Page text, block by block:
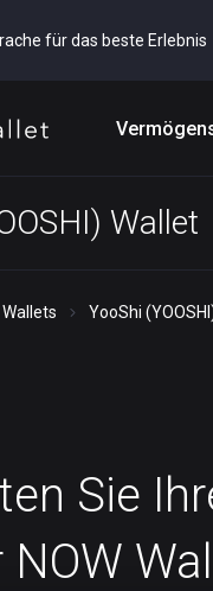
für das beste Erlebnis
Wallet
YooShi
Sie